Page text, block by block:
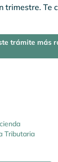
trimestre. Te
trámite más
Tributaria